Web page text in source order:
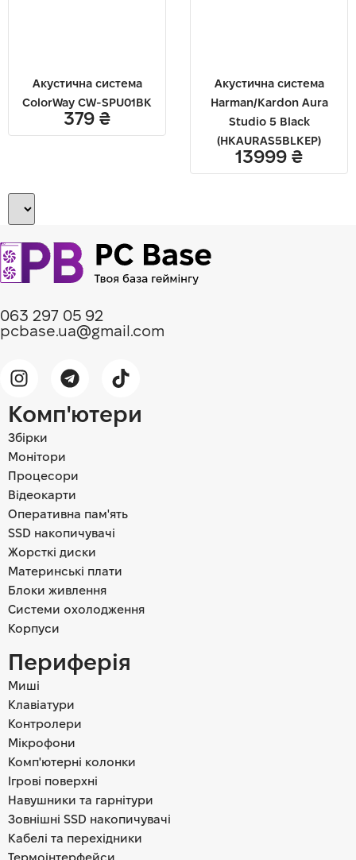
Акустична система
ColorWay CW-SPU01BK
379 ₴
Акустична система
Harman/Kardon Aura
Studio 5 Black
(HKAURAS5BLKEP)
13999 ₴
063 297 05 92
pcbase.ua@gmail.com
Комп'ютери
Збірки
Монітори
Процесори
Відеокарти
Оперативна пам'ять
SSD накопичувачі
Жорсткі диски
Материнські плати
Блоки живлення
Системи охолодження
Корпуси
Периферія
Миші
Клавіатури
Контролери
Мікрофони
Комп'ютерні колонки
Ігрові поверхні
Навушники та гарнітури
Зовнішні SSD накопичувачі
Кабелі та перехідники